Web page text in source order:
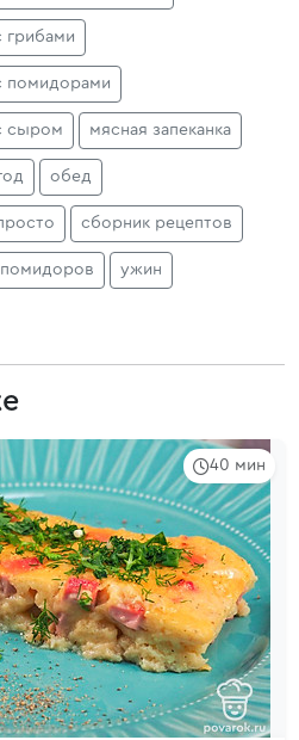
грибами
помидорами
сыром мясная запеканка
обед
сборник рецептов
ужин
40 мин